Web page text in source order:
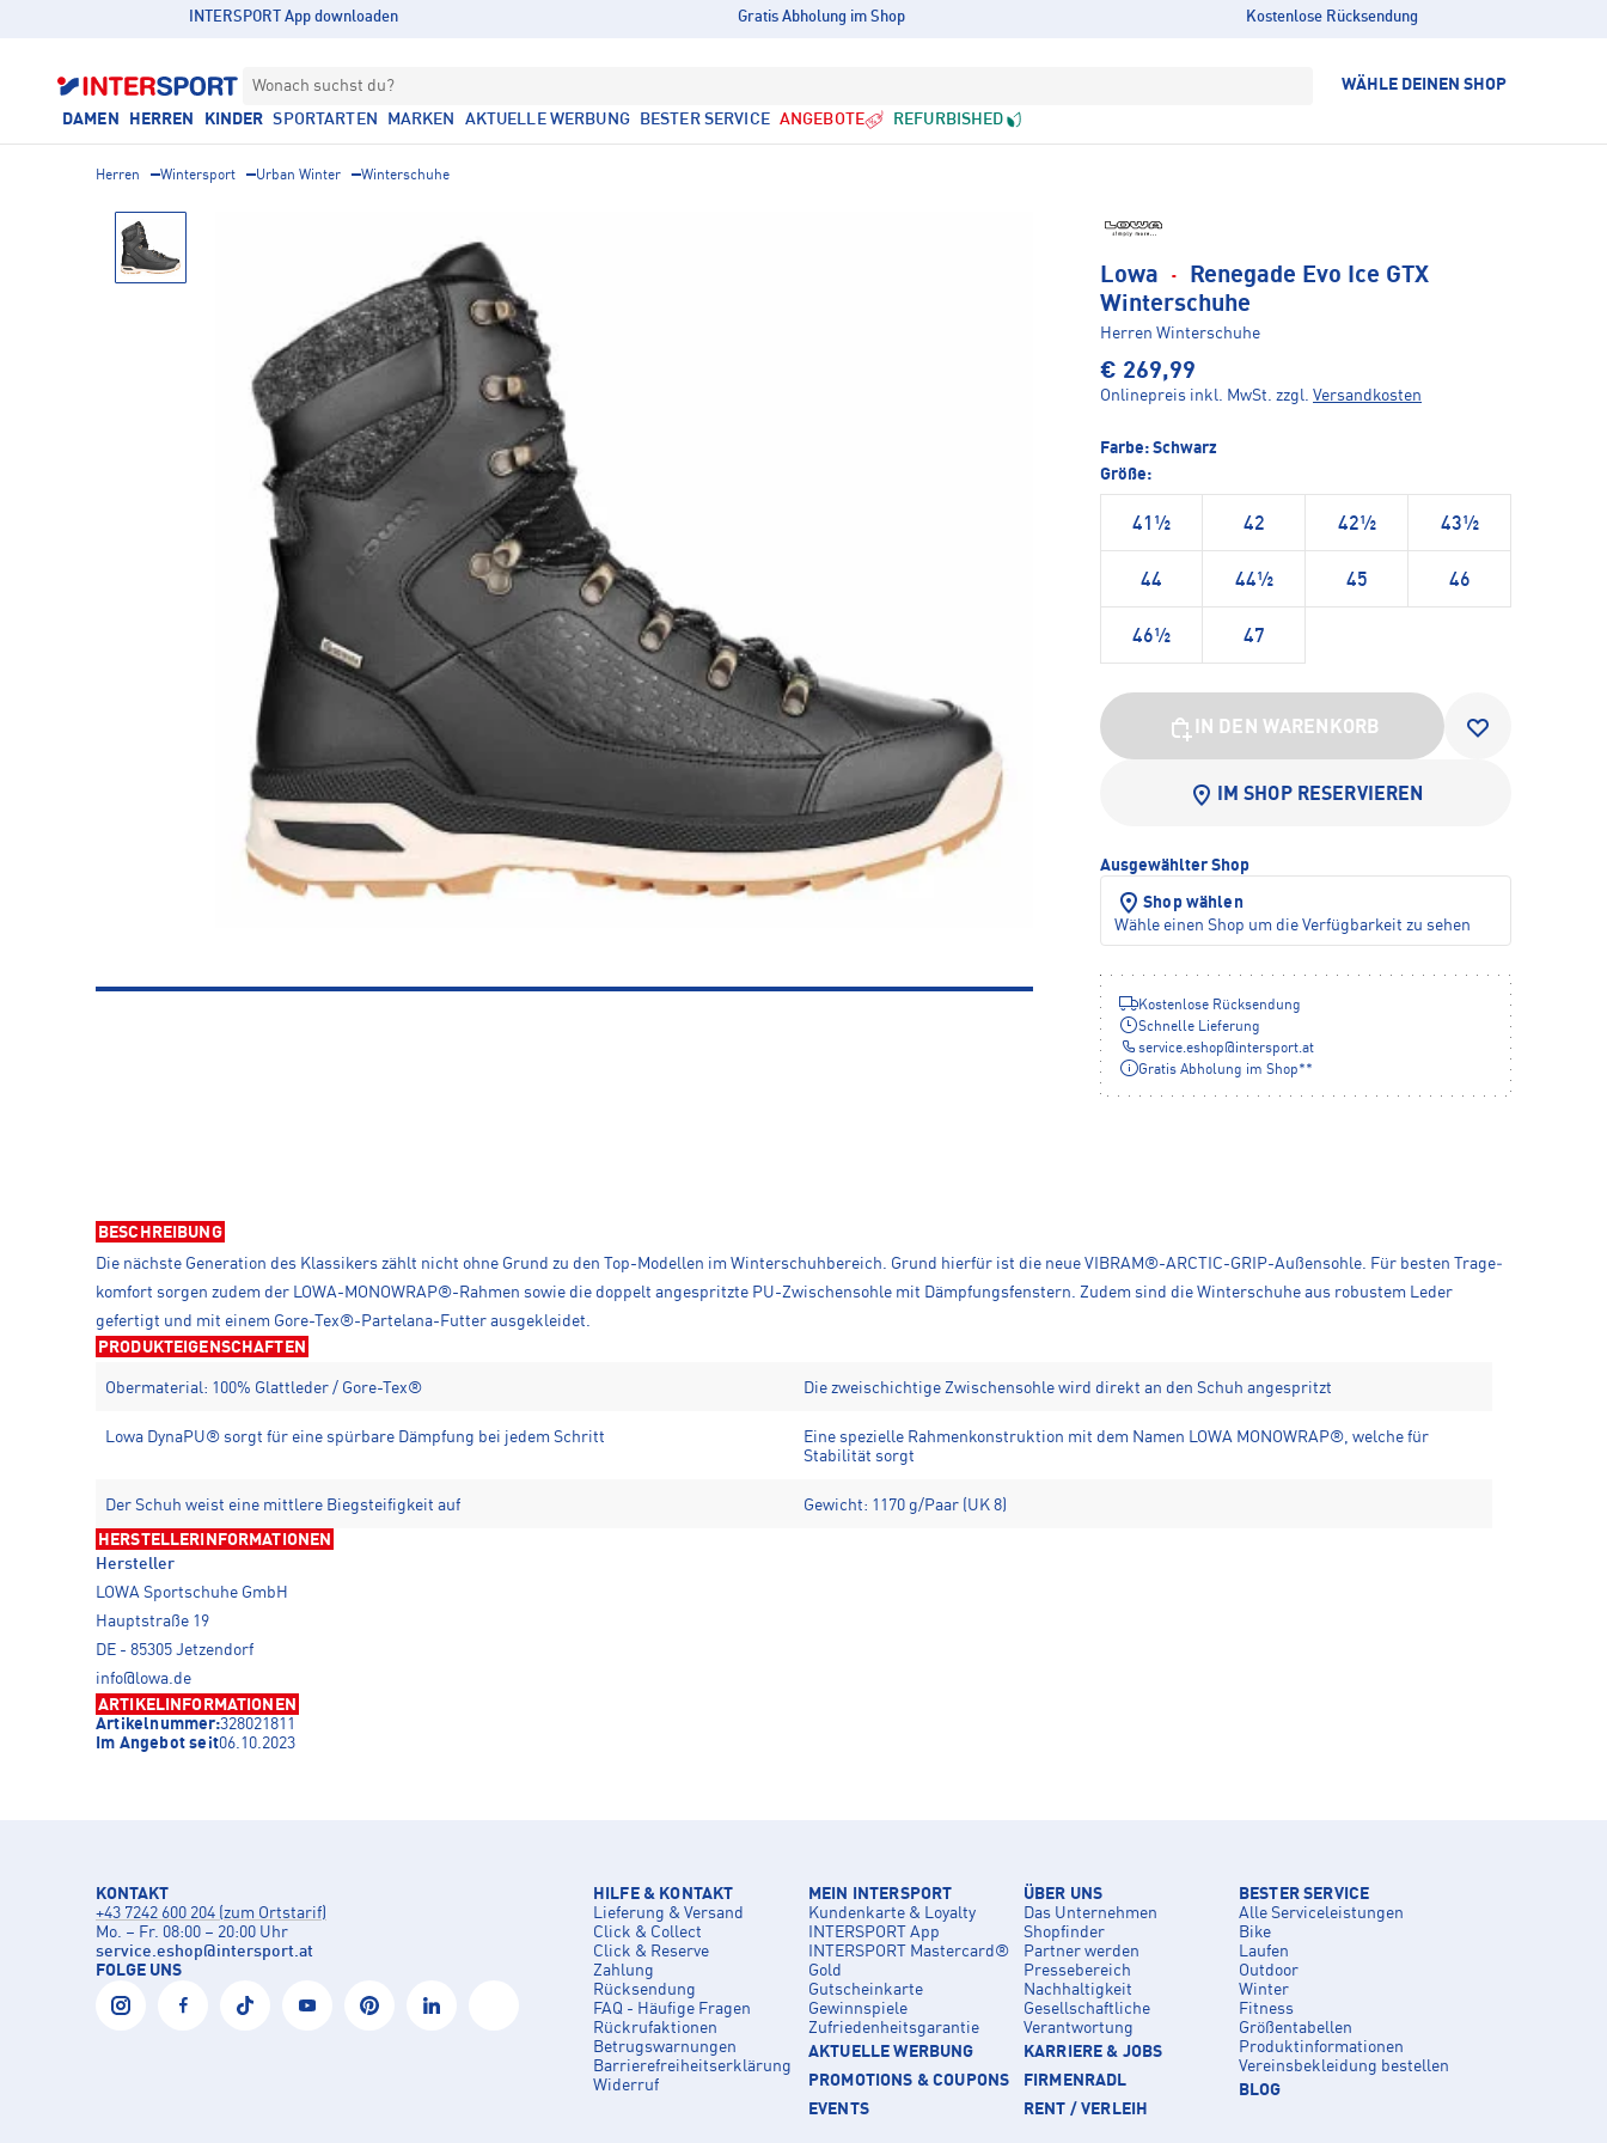
INTERSPORT App downloaden Gratis Abholung im Shop Kostenlose Rücksendung
Wonach suchst du? WÄHLE DEINEN SHOP
DAMEN HERREN KINDER SPORTARTEN MARKEN AKTUELLE WERBUNG BESTER SERVICE ANGEBOTE REFURBISHED
Herren Wintersport Urban Winter Winterschuhe
Lowa · Renegade Evo Ice GTX
Winterschuhe
Herren Winterschuhe
€ 269,99
Onlinepreis inkl. MwSt. zzgl. Versandkosten
Farbe: Schwarz
Größe:
41½ 42 42½ 43½
44 44½ 45 46
46½ 47
IN DEN WARENKORB
IM SHOP RESERVIEREN
Ausgewählter Shop
Shop wählen
Wähle einen Shop um die Verfügbarkeit zu sehen
Kostenlose Rücksendung
Schnelle Lieferung
service.eshop@ intersport.at
Gratis Abholung im Shop**
BESCHREIBUNG
Die nächste Gene­ration des Klas­sikers zählt nicht ohne Grund zu den Top-Modellen im Winter­schuh­bereich. Grund hierfür ist die neue VIBRAM®-ARCTIC-GRIP-Außensohle. Für besten Trage­
komfort sorgen zudem der LOWA-MONOWRAP®-Rahmen sowie die doppelt ange­spritzte PU-Zwischensohle mit Dämp­fungs­fenstern. Zudem sind die Winter­schuhe aus robustem Leder
gefertigt und mit einem Gore-Tex®-Partelana-Futter ausge­kleidet.
PRODUKTEIGENSCHAFTEN
Obermaterial: 100% Glattleder / Gore-Tex® Die zweischichtige Zwischensohle wird direkt an den Schuh angespritzt
Lowa DynaPU® sorgt für eine spürbare Dämpfung bei jedem Schritt
Eine spezielle Rahmen­kon­struktion mit dem Namen LOWA MONOWRAP®, welche für
Stabilität sorgt
Der Schuh weist eine mittlere Biegsteifigkeit auf Gewicht: 1170 g/Paar (UK 8)
HERSTELLERINFORMATIONEN
Hersteller
LOWA Sportschuhe GmbH
Hauptstraße 19
DE - 85305 Jetzendorf
info@lowa.de
ARTIKELINFORMATIONEN
Artikelnummer:328021811
Im Angebot seit06.10.2023
KONTAKT
+43 7242 600 204 (zum Ortstarif)
Mo. – Fr. 08:00 – 20:00 Uhr
service.eshop@intersport.at
FOLGE UNS
HILFE & KONTAKT
Lieferung & Versand
Click & Collect
Click & Reserve
Zahlung
Rücksendung
FAQ - Häufige Fragen
Rückrufaktionen
Betrugswarnungen
Barrierefreiheitserklärung
Widerruf
MEIN INTERSPORT
Kundenkarte & Loyalty
INTERSPORT App
INTERSPORT Mastercard®
Gold
Gutscheinkarte
Gewinnspiele
Zufriedenheitsgarantie
AKTUELLE WERBUNG
PROMOTIONS & COUPONS
EVENTS
ÜBER UNS
Das Unternehmen
Shopfinder
Partner werden
Pressebereich
Nachhaltigkeit
Gesellschaftliche
Verantwortung
KARRIERE & JOBS
FIRMENRADL
RENT / VERLEIH
BESTER SERVICE
Alle Serviceleistungen
Bike
Laufen
Outdoor
Winter
Fitness
Größentabellen
Produktinformationen
Vereinsbekleidung bestellen
BLOG